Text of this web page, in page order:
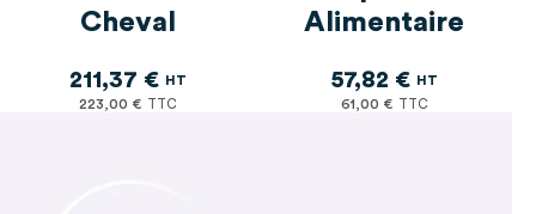
Cheval
223,00 €
211,37 €
Alimentaire
61,00 €
57,82 €